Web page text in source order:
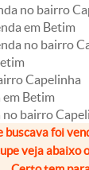
no bairro
em Betim
no bairro
Capelinha
em Betim
bairro
buscava foi
veja abaixo